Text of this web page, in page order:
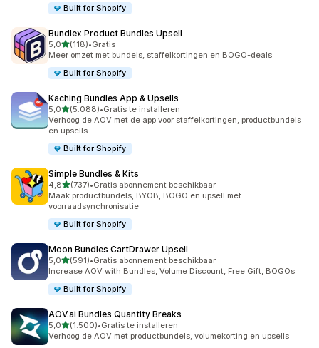
Built for Shopify
Bundlex Product Bundles Upsell
5,0van 5 sterren
(118)
118 recensies in totaal
•Gratis
Meer omzet met bundels, staffelkortingen en BOGO-deals
Built for Shopify
Kaching Bundles App & Upsells
5,0van 5 sterren
(5.088)
5088 recensies in totaal
•Gratis te installeren
Verhoog de AOV met de app voor staffelkortingen, productbundels
en upsells
Built for Shopify
Simple Bundles & Kits
4,8van 5 sterren
(737)
737 recensies in totaal
•Gratis abonnement beschikbaar
Maak productbundels, BYOB, BOGO en upsell met
voorraadsynchronisatie
Built for Shopify
Moon Bundles CartDrawer Upsell
5,0van 5 sterren
(591)
591 recensies in totaal
•Gratis abonnement beschikbaar
Increase AOV with Bundles, Volume Discount, Free Gift, BOGOs
Built for Shopify
AOV.ai Bundles Quantity Breaks
5,0van 5 sterren
(1.500)
1500 recensies in totaal
•Gratis te installeren
Verhoog de AOV met productbundels, volumekorting en upsells